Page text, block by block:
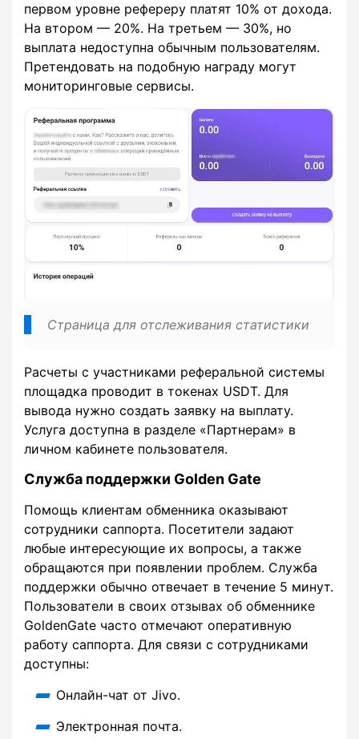
первом уровне рефереру платят 10% от дохода.
На втором — 20%. На третьем — 30%, но
выплата недоступна обычным пользователям.
Претендовать на подобную награду могут
мониторинговые сервисы.
Страница для отслеживания статистики
Расчеты с участниками реферальной системы
площадка проводит в токенах USDT. Для
вывода нужно создать заявку на выплату.
Услуга доступна в разделе «Партнерам» в
личном кабинете пользователя.
Служба поддержки Golden Gate
Помощь клиентам обменника оказывают
сотрудники саппорта. Посетители задают
любые интересующие их вопросы, а также
обращаются при появлении проблем. Служба
поддержки обычно отвечает в течение 5 минут.
Пользователи в своих отзывах об обменнике
GoldenGate часто отмечают оперативную
работу саппорта. Для связи с сотрудниками
доступны:
Онлайн-чат от Jivo.
Электронная почта.